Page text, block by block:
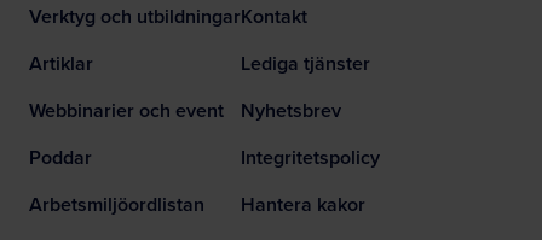
Verktyg och utbildningar
Artiklar
Webbinarier och event
Poddar
Arbetsmiljöordlistan
Kontakt
Lediga tjänster
Nyhetsbrev
Integritetspolicy
Hantera kakor